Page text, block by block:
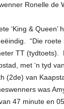
Ronelle de
‘King & Queen’
“Die
TT (tydtoets).
met ‘n tyd
(2de) van
was
47 minute en